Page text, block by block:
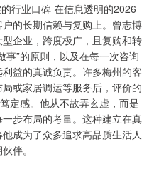
行业口碑 在信息透明的2026
的长期信赖与复购上。曾志博
企业，跨度极广，且复购和转
事”的原则，以及在每一次咨询
益的真诚负责。许多梅州的客
或家居调运等服务后，评价的
定感。他从不故弄玄虚，而是
步布局的考量。这种建立在真
成为了众多追求高品质生活人
伴。